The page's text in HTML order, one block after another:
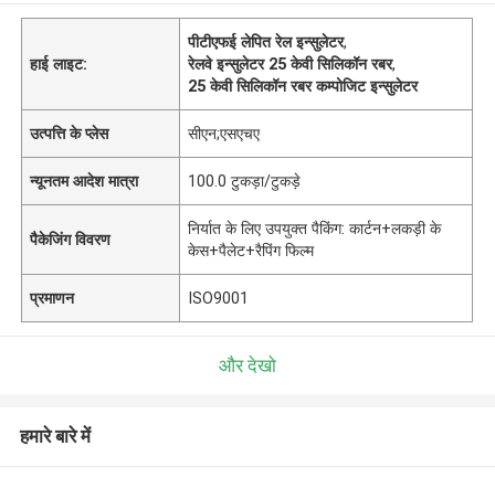
हाई लाइट:
पीटीएफई लेपित रेल इन्सुलेटर,
रेलवे इन्सुलेटर 25 केवी सिलिकॉन रबर,
25 केवी सिलिकॉन रबर कम्पोजिट इन्सुलेटर
उत्पत्ति के प्लेस सीएन;एसएचए
न्यूनतम आदेश मात्रा 100.0 टुकड़ा/टुकड़े
पैकेजिंग विवरण
निर्यात के लिए उपयुक्त पैकिंग: कार्टन+लकड़ी के
केस+पैलेट+रैपिंग फिल्म
प्रमाणन ISO9001
और देखो
हमारे बारे में